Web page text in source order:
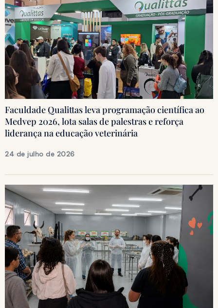
Faculdade Qualittas leva programação científica ao
Medvep 2026, lota salas de palestras e reforça
liderança na educação veterinária
24 de julho de 2026